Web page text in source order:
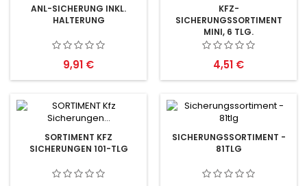
ANL-SICHERUNG INKL.
HALTERUNG
Preis
9,91 €
KFZ-
SICHERUNGSSORTIMENT
MINI, 6 TLG.
Preis
4,51 €
SORTIMENT KFZ
SICHERUNGEN 101-TLG
SICHERUNGSSORTIMENT -
81TLG